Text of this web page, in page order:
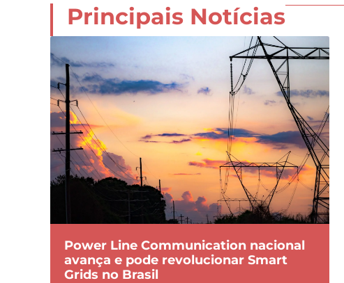
Principais Notícias
Power Line Communication nacional
avança e pode revolucionar Smart
Grids no Brasil